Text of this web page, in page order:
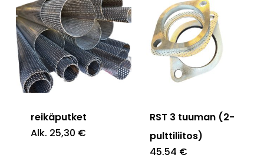
reikäputket
Alk. 25,30 €
RST 3 tuuman (2-
pulttiliitos)
45,54 €